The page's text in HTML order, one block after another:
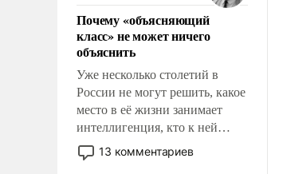
Почему «объясняющий
класс» не может ничего
объяснить
Уже несколько столетий в
России не могут решить, какое
место в её жизни занимает
интеллигенция, кто к ней
принадлежит, а кого из неё
исключили с правом
13 комментариев